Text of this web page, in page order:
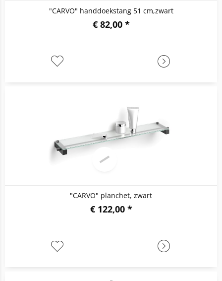
"CARVO" handdoekstang 51 cm,zwart
€ 82,00 *
"CARVO" planchet, zwart
€ 122,00 *